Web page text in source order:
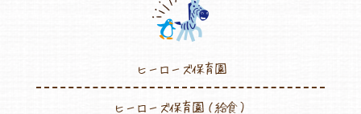
ヒーローズ保育園
ヒーローズ保育園（給食）